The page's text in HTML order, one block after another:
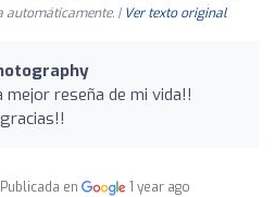
automáticamente. | Ver texto original
mejor reseña de mi vida!!
gracias!!
Publicada en 1 year ago